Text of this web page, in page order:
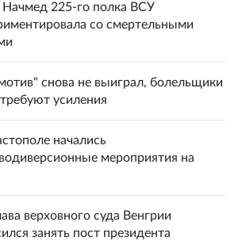
225-го полка ВСУ
со смертельными
снова не выиграл, болельщики
усиления
начались
мероприятия на
верховного суда Венгрии
занять пост президента